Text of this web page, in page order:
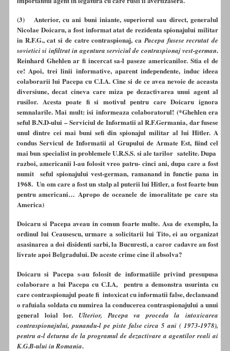
(3) Anterior, cu ani buni iniante, superiorul sau direct, generalul
Nicolae Doicaru, a fost informat atat de rezidenta spionajului militar
in R.F.G., cat si de catre contraspionaj, caPacepa fusese recrutat de
sovietici si infiltrat in agentura serviciul de contraspionaj vest-german.
Reinhard Ghehlen ar fi incercat sa-l paseze americanilor. Stia el de
ce! Apoi, trei linii informative, aparent independente, induc ideea
colaborarii lui Pacepa cu C.I.A. Cine si de ce avea nevoie de aceasta
diversiune, decat cineva care miza pe dezactivarea unui agent al
rusilor. Acesta poate fi si motivul pentru care Doicaru ignora
semnalarile. Mai mult: isi informeaza colaboratorul! (*Ghehlen era
seful B.N.D-ului – Serviciul de Informatii al R.F.Germania, dar fusese
unul dintre cei mai buni sefi din spionajul militar al lui Hitler. A
condus Servicul de Informatii al Grupului de Armate Est, fiind cel
mai bun specialist in problemele U.R.S.S. si ale tarilor satelite. Dupa
razboi, americanii l-au folosit vreo patru- cinci ani, dupa care a fost
numit seful spionajului vest-german, ramanand in functie pana in
1968. Un om care a fost un stalp al puterii lui Hitler, a fost foarte bun
pentru americani… Apropo de oceanele de imoralitate pe care sta
America)
Doicaru si Pacepa aveau in comun foarte multe. Asa de exemplu, la
ordinul lui Ceausescu, urmare a solicitarii lui Tito, ei au organizat
asasinarea a doi disidenti sarbi, la Bucuresti, a caror cadavre au fost
livrate apoi Belgradului. De aceste crime cine il absolva?
Doicaru si Pacepa s-au folosit de informatiile privind presupusa
colaborare a lui Pacepa cu C.I.A, pentru a demonstra usurinta cu
care contraspionajul poate fi intoxicat cu informatii false, declansand
o rafuiala soldata cu numirea la conducerea contraspionajului a unui
general loial lor. Ulterior, Pacepa va proceda la intoxicarea
contraspionajului, punandu-l pe piste false circa 5 ani ( 1973-1978),
pentru a-l deturna de la programul de dezactivare a agentilor reali ai
K.G.B-ului in Romania.